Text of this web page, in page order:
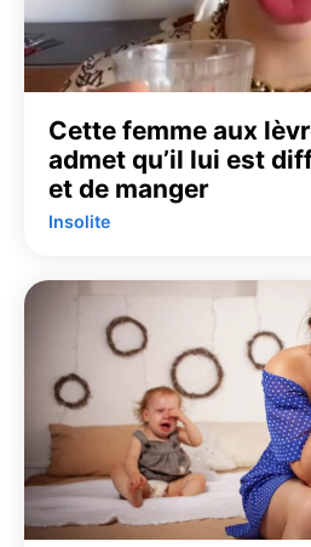
Cette femme aux
admet qu’il lui est
et de manger
Insolite